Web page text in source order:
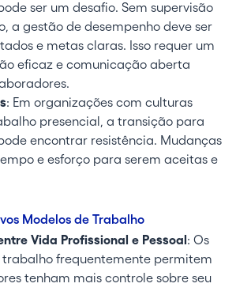
ser um desafio. Sem supervisão
a gestão de desempenho deve ser
e metas claras. Isso requer um
eficaz e comunicação aberta
: Em organizações com culturas
presencial, a transição para
encontrar resistência. Mudanças
e esforço para serem aceitas e
Modelos de Trabalho
Vida Profissional e Pessoal: Os
trabalho frequentemente permitem
tenham mais controle sobre seu